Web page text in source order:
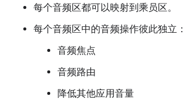
每个音频区都可以映射到乘员区。
每个音频区中的音频操作彼此独立：
音频焦点
音频路由
降低其他应用音量